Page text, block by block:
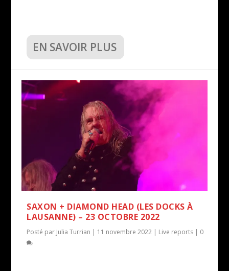
EN SAVOIR PLUS
SAXON + DIAMOND HEAD (LES DOCKS À
LAUSANNE) – 23 OCTOBRE 2022
Posté par Julia Turrian | 11 novembre 2022 | Live reports | 0